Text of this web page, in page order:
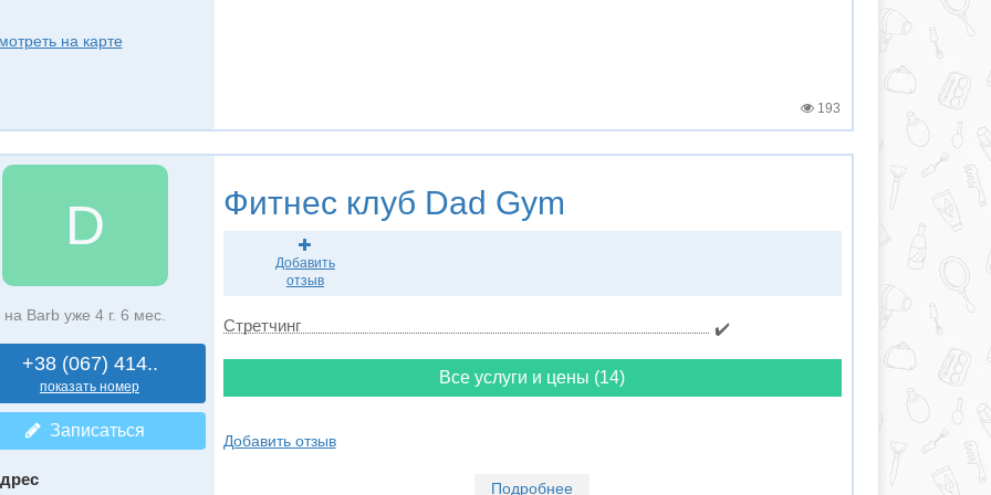
на карте
193
D
на Barb уже 4 г. 6 мес.
+38 (067) 414..
показать номер
Записаться
Фитнес клуб Dad Gym
Добавить
отзыв
Стретчинг ✔️
Все услуги и цены (14)
Добавить отзыв
Подробнее